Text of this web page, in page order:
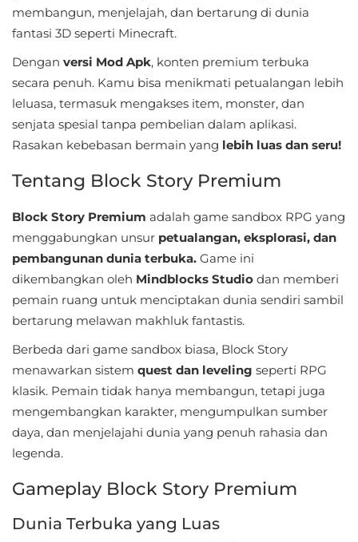
Puzzle
Role
Playing
Sandbox
Shooting
Simulation
Sports
Standalone
Story-
Driven
Strategi
Trivia
Word
Apps
membangun, menjelajah, dan bertarung di dunia
fantasi 3D seperti Minecraft.
Dengan versi Mod Apk, konten premium terbuka
secara penuh. Kamu bisa menikmati petualangan lebih
leluasa, termasuk mengakses item, monster, dan
senjata spesial tanpa pembelian dalam aplikasi.
Rasakan kebebasan bermain yang lebih luas dan seru!
Tentang Block Story Premium
Block Story Premium adalah game sandbox RPG yang
menggabungkan unsur petualangan, eksplorasi, dan
pembangunan dunia terbuka. Game ini
dikembangkan oleh Mindblocks Studio dan memberi
pemain ruang untuk menciptakan dunia sendiri sambil
bertarung melawan makhluk fantastis.
Berbeda dari game sandbox biasa, Block Story
menawarkan sistem quest dan leveling seperti RPG
klasik. Pemain tidak hanya membangun, tetapi juga
mengembangkan karakter, mengumpulkan sumber
daya, dan menjelajahi dunia yang penuh rahasia dan
legenda.
Gameplay Block Story Premium
Dunia Terbuka yang Luas